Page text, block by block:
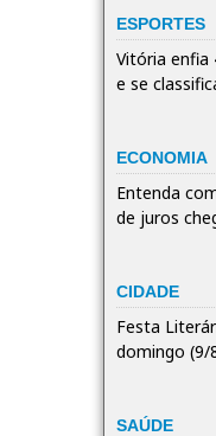
ESPORTES
Vitória enfia
e se
ECONOMIA
Entenda
de juros
CIDADE
Festa
domingo (9/
SAÚDE